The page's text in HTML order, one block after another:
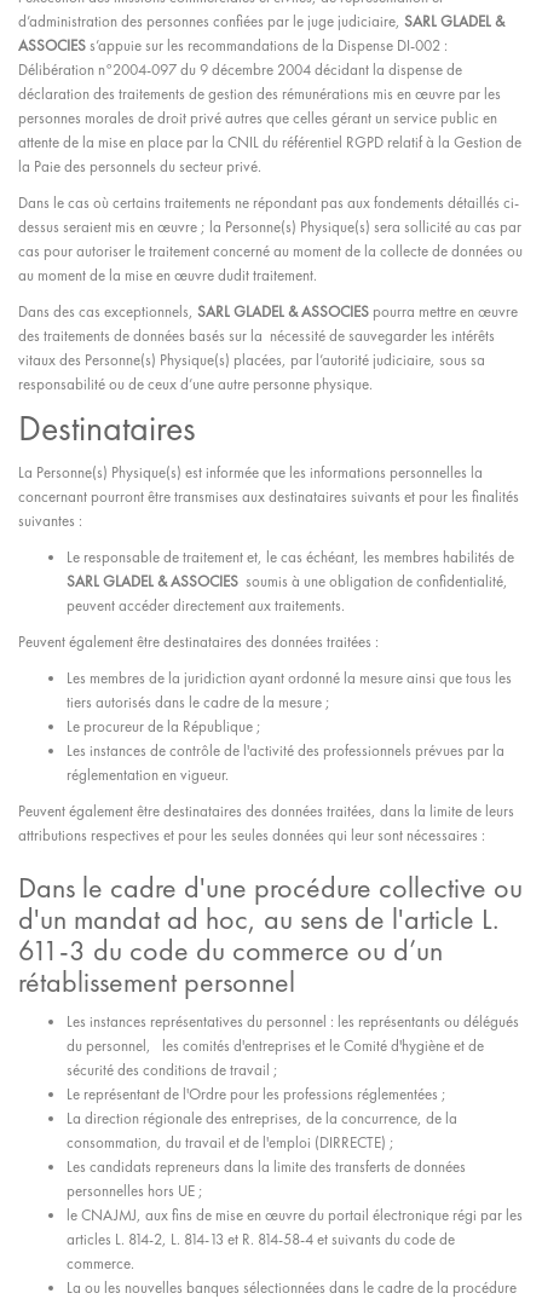
d’administration des personnes confiées par le juge judiciaire, SARL GLADEL &
ASSOCIESs’appuie sur les recommandations de la Dispense DI-002 :
Délibération n°2004-097 du 9 décembre 2004 décidant la dispense de
déclaration des traitements de gestion des rémunérations mis en œuvre par les
personnes morales de droit privé autres que celles gérant un service public en
attente de la mise en place par la CNIL du référentiel RGPD relatif à la Gestion de
la Paie des personnels du secteur privé.
Dans le cas où certains traitements ne répondant pas aux fondements détaillés ci-
dessus seraient mis en œuvre ; la Personne(s) Physique(s) sera sollicité au cas par
cas pour autoriser le traitement concerné au moment de la collecte de données ou
au moment de la mise en œuvre dudit traitement.
Dans des cas exceptionnels, SARL GLADEL & ASSOCIES pourra mettre en œuvre
des traitements de données basés sur la nécessité de sauvegarder les intérêts
vitaux des Personne(s) Physique(s) placées, par l’autorité judiciaire, sous sa
responsabilité ou de ceux d’une autre personne physique.
Destinataires
La Personne(s) Physique(s) est informée que les informations personnelles la
concernant pourront être transmises aux destinataires suivants et pour les finalités
suivantes :
Le responsable de traitement et, le cas échéant, les membres habilités de
SARL GLADEL & ASSOCIES soumis à une obligation de confidentialité,
peuvent accéder directement aux traitements.
Peuvent également être destinataires des données traitées :
Les membres de la juridiction ayant ordonné la mesure ainsi que tous les
tiers autorisés dans le cadre de la mesure ;
Le procureur de la République ;
Les instances de contrôle de l'activité des professionnels prévues par la
réglementation en vigueur.
Peuvent également être destinataires des données traitées, dans la limite de leurs
attributions respectives et pour les seules données qui leur sont nécessaires :
Dans le cadre d'une procédure collective ou
d'un mandat ad hoc, au sens de l'article L.
611-3 du code du commerce ou d’un
rétablissement personnel
Les instances représentatives du personnel : les représentants ou délégués
du personnel, les comités d'entreprises et le Comité d'hygiène et de
sécurité des conditions de travail ;
Le représentant de l'Ordre pour les professions réglementées ;
La direction régionale des entreprises, de la concurrence, de la
consommation, du travail et de l'emploi (DIRRECTE) ;
Les candidats repreneurs dans la limite des transferts de données
personnelles hors UE ;
le CNAJMJ, aux fins de mise en œuvre du portail électronique régi par les
articles L. 814-2, L. 814-13 et R. 814-58-4 et suivants du code de
commerce.
La ou les nouvelles banques sélectionnées dans le cadre de la procédure